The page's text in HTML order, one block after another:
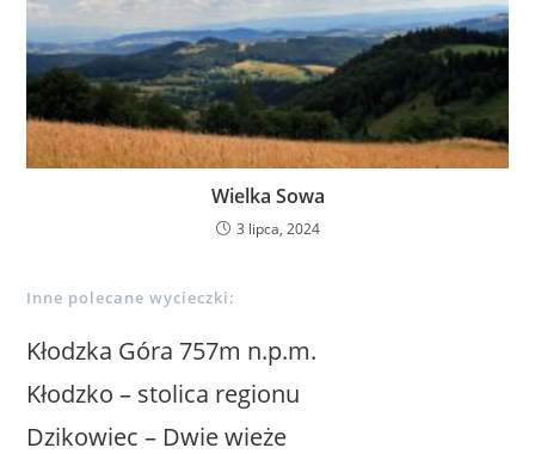
Wielka Sowa
3 lipca, 2024
Inne polecane wycieczki:
Kłodzka Góra 757m n.p.m.
Kłodzko – stolica regionu
Dzikowiec – Dwie wieże